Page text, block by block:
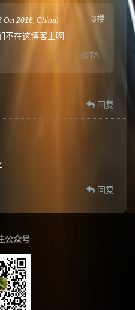
3楼
Oct 2016,China)
不在这博客上啊
@TA
回复
回复
公众号